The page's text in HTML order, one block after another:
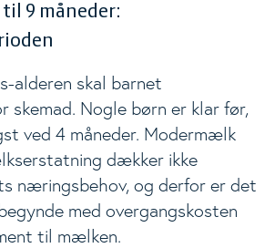
9 måneder:
alderen skal barnet
skemad. Nogle børn er klar før,
ved 4 måneder. Modermælk
dækker ikke
næringsbehov, og derfor er det
med overgangskosten
til mælken.